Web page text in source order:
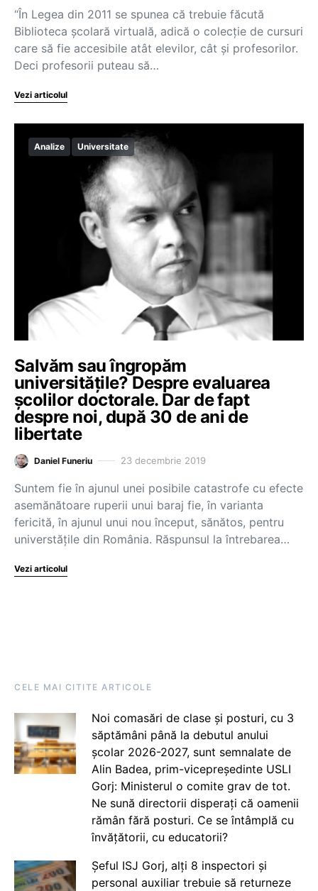
“În Legea din 2011 se spunea că trebuie făcută
Biblioteca școlară virtuală, adică o colecție de cursuri
care să fie accesibile atât elevilor, cât și profesorilor.
Deci profesorii puteau să…
Vezi articolul
Analize Universitate
Salvăm sau îngropăm
universitățile? Despre evaluarea
școlilor doctorale. Dar de fapt
despre noi, după 30 de ani de
libertate
Daniel Funeriu 23 decembrie 2019
Suntem fie în ajunul unei posibile catastrofe cu efecte
asemănătoare ruperii unui baraj fie, în varianta
fericită, în ajunul unui nou început, sănătos, pentru
universtățile din România. Răspunsul la întrebarea…
Vezi articolul
CELE MAI CITITE ARTICOLE
Noi comasări de clase și posturi, cu 3
săptămâni până la debutul anului
școlar 2026-2027, sunt semnalate de
Alin Badea, prim-vicepreședinte USLI
Gorj: Ministerul o comite grav de tot.
Ne sună directorii disperați că oamenii
rămân fără posturi. Ce se întâmplă cu
învățătorii, cu educatorii?
Șeful ISJ Gorj, alți 8 inspectori și
personal auxiliar trebuie să returneze